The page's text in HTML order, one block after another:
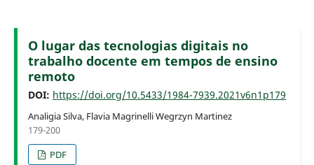
O lugar das tecnologias digitais no
trabalho docente em tempos de ensino
remoto
DOI: https://doi.org/10.5433/1984-7939.2021v6n1p179
Analigia Silva, Flavia Magrinelli Wegrzyn Martinez
179-200
PDF